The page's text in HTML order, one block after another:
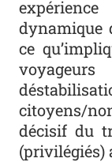
dynamique
ce
citoyens/
décisif du
(privilégiés)